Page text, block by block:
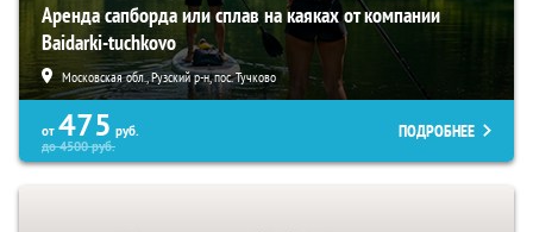
Аренда сапборда или сплав на каяках от компании
Baidarki-tuchkovo
Московская обл., Рузский р-н, пос. Тучково
от 475 руб.
до4500руб.
ПОДРОБНЕЕ